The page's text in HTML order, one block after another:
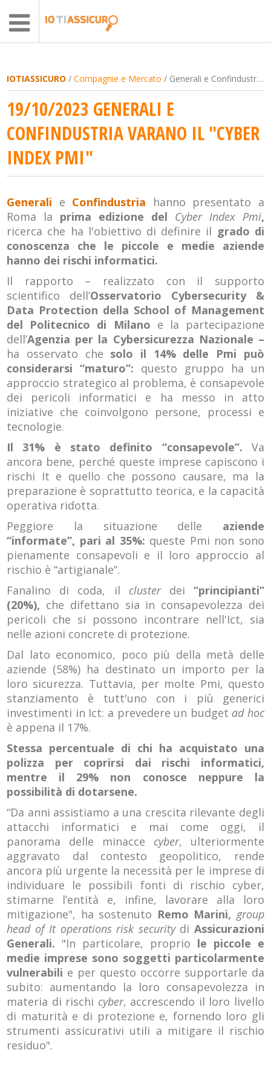
IOTIASSICURO /Compagnie e Mercato / Generali e Confindustria varano il "Cyber Index Pmi"
19/10/2023 GENERALI E
CONFINDUSTRIA VARANO IL "CYBER
INDEX PMI"
Generali e Confindustria hanno presentato a
Roma la prima edizione del Cyber Index Pmi,
ricerca che ha l'obiettivo di definire il grado di
conoscenza che le piccole e medie aziende
hanno dei rischi informatici.
Il rapporto – realizzato con il supporto
scientifico dell’Osservatorio Cybersecurity &
Data Protection della School of Management
del Politecnico di Milano e la partecipazione
dell’Agenzia per la Cybersicurezza Nazionale –
ha osservato che solo il 14% delle Pmi può
considerarsi “maturo”: questo gruppo ha un
approccio strategico al problema, è consapevole
dei pericoli informatici e ha messo in atto
iniziative che coinvolgono persone, processi e
tecnologie.
Il 31% è stato definito “consapevole”. Va
ancora bene, perché queste imprese capiscono i
rischi It e quello che possono causare, ma la
preparazione è soprattutto teorica, e la capacità
operativa ridotta.
Peggiore la situazione delle aziende
“informate”, pari al 35%: queste Pmi non sono
pienamente consapevoli e il loro approccio al
rischio è “artigianale”.
Fanalino di coda, il cluster dei “principianti”
(20%), che difettano sia in consapevolezza dei
pericoli che si possono incontrare nell'Ict, sia
nelle azioni concrete di protezione.
Dal lato economico, poco più della metà delle
aziende (58%) ha destinato un importo per la
loro sicurezza. Tuttavia, per molte Pmi, questo
stanziamento è tutt'uno con i più generici
investimenti in Ict: a prevedere un budget ad hoc
è appena il 17%.
Stessa percentuale di chi ha acquistato una
polizza per coprirsi dai rischi informatici,
mentre il 29% non conosce neppure la
possibilità di dotarsene.
“Da anni assistiamo a una crescita rilevante degli
attacchi informatici e mai come oggi, il
panorama delle minacce cyber, ulteriormente
aggravato dal contesto geopolitico, rende
ancora più urgente la necessità per le imprese di
individuare le possibili fonti di rischio cyber,
stimarne l’entità e, infine, lavorare alla loro
mitigazione", ha sostenuto Remo Marini, group
head of It operations risk security di Assicurazioni
Generali. "In particolare, proprio le piccole e
medie imprese sono soggetti particolarmente
vulnerabili e per questo occorre supportarle da
subito: aumentando la loro consapevolezza in
materia di rischi cyber, accrescendo il loro livello
di maturità e di protezione e, fornendo loro gli
strumenti assicurativi utili a mitigare il rischio
residuo".